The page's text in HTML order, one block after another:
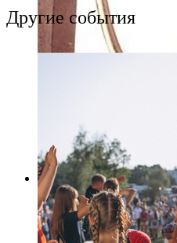
Фото: kinopoisk.ru
Другие события